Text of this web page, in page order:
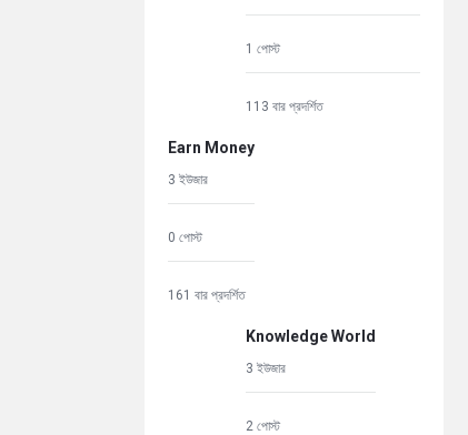
1 পোস্ট
113 বার প্রদর্শিত
Earn Money
3 ইউজার
0 পোস্ট
161 বার প্রদর্শিত
Knowledge World
3 ইউজার
2 পোস্ট